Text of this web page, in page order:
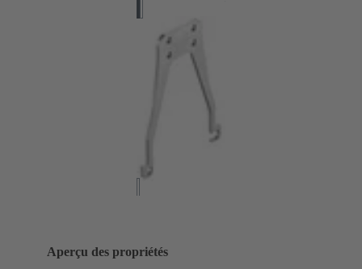
Aperçu des propriétés